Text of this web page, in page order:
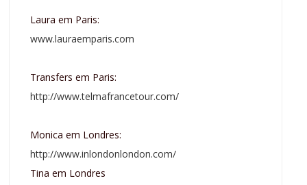
Laura em Paris:
www.lauraemparis.com
Transfers em Paris:
http://www.telmafrancetour.com/
Monica em Londres:
http://www.inlondonlondon.com/
Tina em Londres